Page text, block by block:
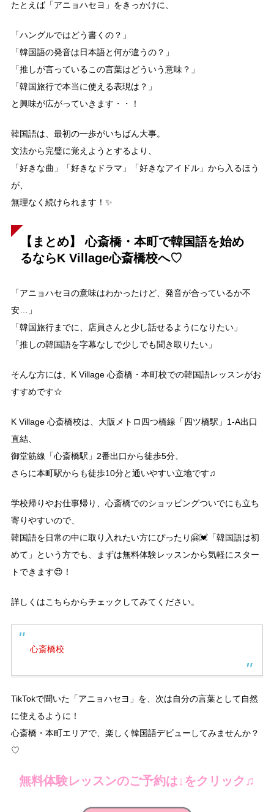
たとえば「アニョハセヨ」をきっかけに、
「ハングルではどう書くの？」
「韓国語の発音は日本語と何が違うの？」
「推しが言っているこの言葉はどういう意味？」
「韓国旅行で本当に使える表現は？」
と興味が広がっていきます・・！
韓国語は、最初の一歩がいちばん大事。
文法から完璧に覚えようとするより、
「好きな曲」「好きなドラマ」「好きなアイドル」から入るほう
が、
無理なく続けられます！✨
【まとめ】心斎橋・本町で韓国語を始め
るならK Village心斎橋校へ♡
「アニョハセヨの意味はわかったけど、発音が合っているか不
安…」
「韓国旅行までに、店員さんと少し話せるようになりたい」
「推しの韓国語を字幕なしで少しでも聞き取りたい」
そんな方には、K Village 心斎橋・本町校での韓国語レッスンがお
すすめです☆
K Village 心斎橋校は、大阪メトロ四つ橋線「四ツ橋駅」1-A出口
直結、
御堂筋線「心斎橋駅」2番出口から徒歩5分、
さらに本町駅からも徒歩10分と通いやすい立地です♫
学校帰りやお仕事帰り、心斎橋でのショッピングついでにも立ち
寄りやすいので、
韓国語を日常の中に取り入れたい方にぴったり🤗💓「韓国語は初
めて」という方でも、まずは無料体験レッスンから気軽にスター
トできます😍！
詳しくはこちらからチェックしてみてください。
心斎橋校
TikTokで聞いた「アニョハセヨ」を、次は自分の言葉として自然
に使えるように！
心斎橋・本町エリアで、楽しく韓国語デビューしてみませんか？
♡
無料体験レッスンのご予約は↓をクリック♫